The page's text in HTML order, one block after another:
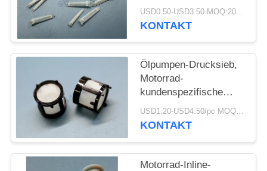
PRIVACY
POLICY
Bestellung, geformte
Kunststofffilter mit
USD0.50-USD3.50 MOQ:200pcs
KONTAKT
Ölpumpen-Drucksieb,
Motorrad-
kundenspezifische
Hydraulikölfilterteile
USD1.20-USD4.50/pc MOQ:200pcs
KONTAKT
Motorrad-Inline-